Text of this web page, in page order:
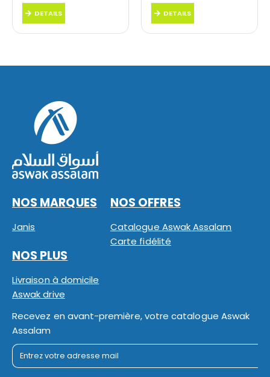
DETAILS DETAILS
NOS MARQUES
Janis
NOS OFFRES
Catalogue Aswak Assalam
Carte fidélité
NOS PLUS
Livraison à domicile
Aswak drive
Recevez en avant-première, votre catalogue Aswak
Assalam